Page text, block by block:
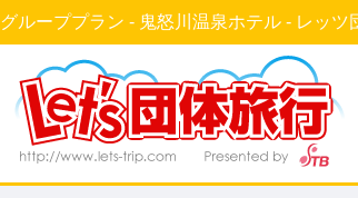
グループプラン - 鬼怒川温泉ホテル - レッツ